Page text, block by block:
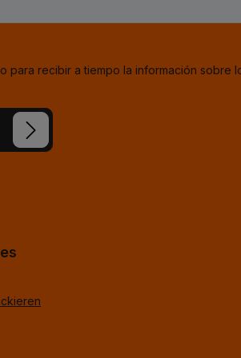
para recibir a tiempo la información sobre